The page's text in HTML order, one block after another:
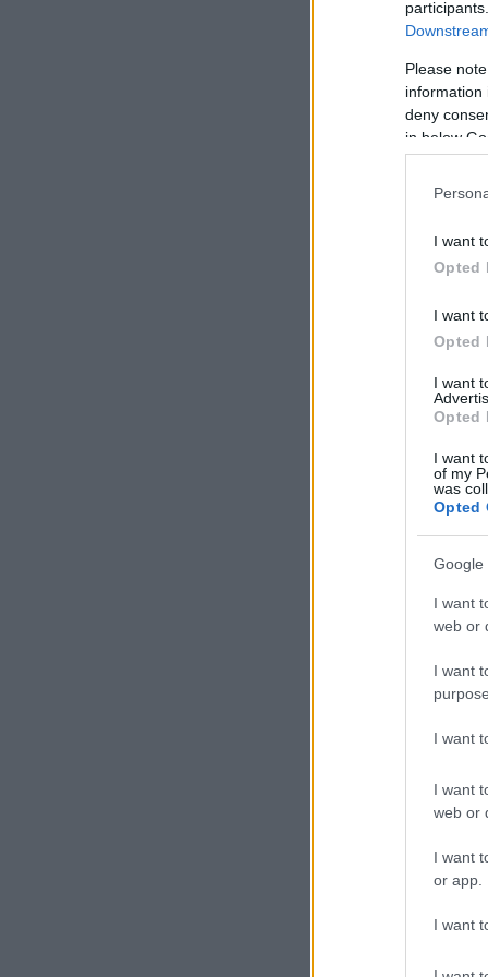
Please
information
deny
in below
I want
Opted
I want
Opted
I want
Opted
I want
of my
was
Opted
Google
I want
web or
I want
I want
I want
web or
I want
or app.
I want